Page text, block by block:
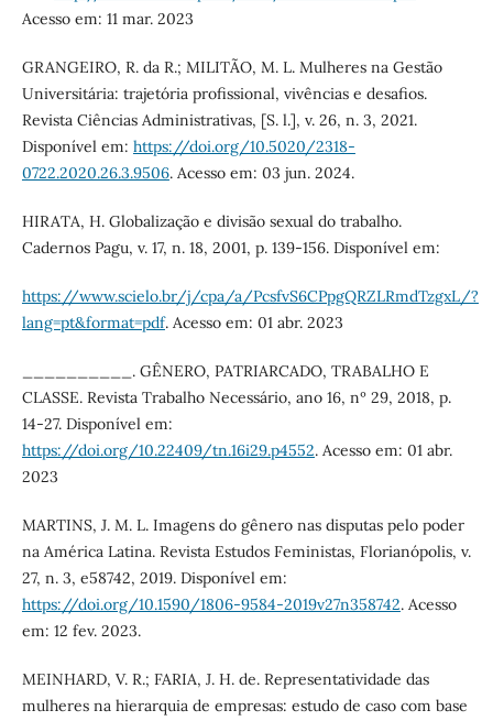
Acesso em: 11 mar. 2023
GRANGEIRO, R. da R.; MILITÃO, M. L. Mulheres na Gestão
Universitária: trajetória profissional, vivências e desafios.
Revista Ciências Administrativas, [S. l.], v. 26, n. 3, 2021.
Disponível em: https://doi.org/10.5020/2318-
0722.2020.26.3.9506. Acesso em: 03 jun. 2024.
HIRATA, H. Globalização e divisão sexual do trabalho.
Cadernos Pagu, v. 17, n. 18, 2001, p. 139-156. Disponível em:
https://www.scielo.br/j/cpa/a/PcsfvS6CPpgQRZLRmdTzgxL/?
lang=pt&format=pdf. Acesso em: 01 abr. 2023
__________. GÊNERO, PATRIARCADO, TRABALHO E
CLASSE. Revista Trabalho Necessário, ano 16, nº 29, 2018, p.
14-27. Disponível em:
https://doi.org/10.22409/tn.16i29.p4552. Acesso em: 01 abr.
2023
MARTINS, J. M. L. Imagens do gênero nas disputas pelo poder
na América Latina. Revista Estudos Feministas, Florianópolis, v.
27, n. 3, e58742, 2019. Disponível em:
https://doi.org/10.1590/1806-9584-2019v27n358742. Acesso
em: 12 fev. 2023.
MEINHARD, V. R.; FARIA, J. H. de. Representatividade das
mulheres na hierarquia de empresas: estudo de caso com base